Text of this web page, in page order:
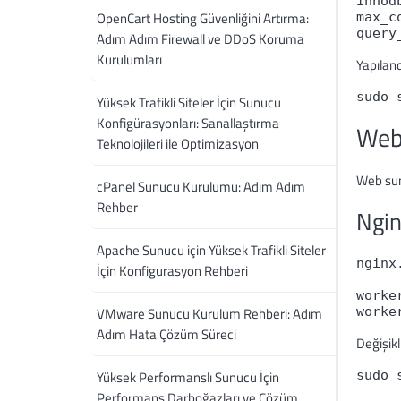
Web
OpenCart Hosting Güvenliğini Artırma:
Adım Adım Firewall ve DDoS Koruma
Kurulumları
Yüksek Trafikli Siteler İçin Sunucu
Konfigürasyonları: Sanallaştırma
Teknolojileri ile Optimizasyon
cPanel Sunucu Kurulumu: Adım Adım
Rehber
Apache Sunucu için Yüksek Trafikli Siteler
İçin Konfigurasyon Rehberi
VMware Sunucu Kurulum Rehberi: Adım
Adım Hata Çözüm Süreci
Yüksek Performanslı Sunucu İçin